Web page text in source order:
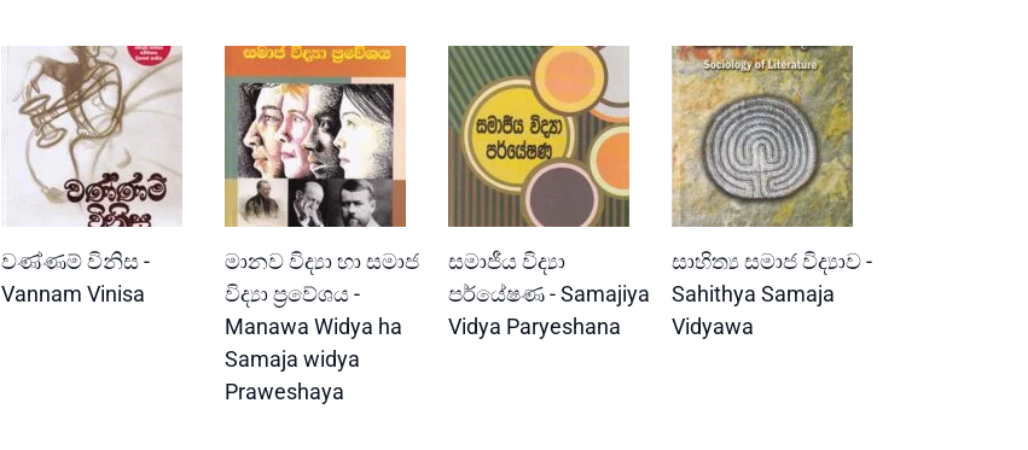
වණ්ණම් විනිස -
Vannam Vinisa
මානව විද්‍යා හා සමාජ
විද්‍යා ප්‍රවේශය -
Manawa Widya ha
Samaja widya
Praweshaya
සමාජීය විද්‍යා
පර්යේෂණ - Samajiya
Vidya Paryeshana
සාහිත්‍ය සමාජ විද්‍යාව -
Sahithya Samaja
Vidyawa